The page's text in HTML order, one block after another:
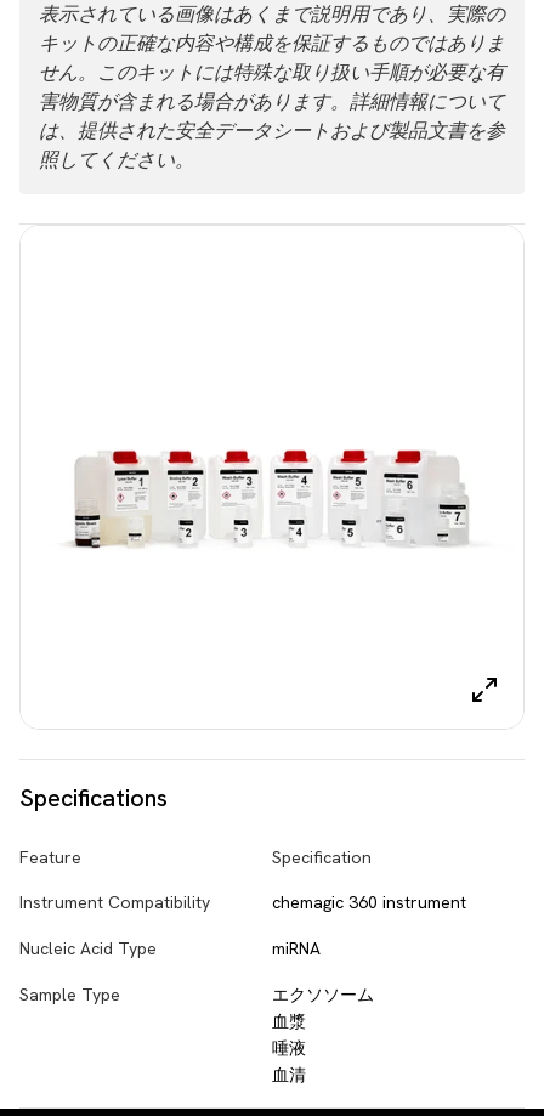
Specifications
Feature Specification
Instrument Compatibility chemagic 360 instrument
Nucleic Acid Type miRNA
Sample Type
エクソソーム
血漿
唾液
血清
Part #:
CMG-1223
表示されている画像はあくまで説明用であり、実際の
キットの正確な内容や構成を保証するものではありま
せん。このキットには特殊な取り扱い手順が必要な有
害物質が含まれる場合があります。詳細情報について
は、提供された安全データシートおよび製品文書を参
照してください。